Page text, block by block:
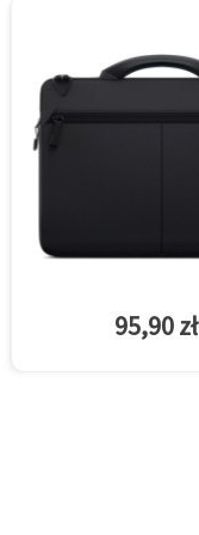
95,90 zł